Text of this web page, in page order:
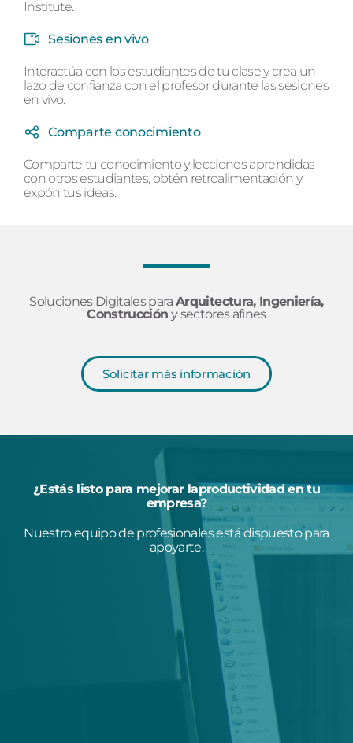
Institute.
Sesiones en vivo
Interactúa con los estudiantes de tu clase y crea un
lazo de confianza con el profesor durante las sesiones
en vivo.
Comparte conocimiento
Comparte tu conocimiento y lecciones aprendidas
con otros estudiantes, obtén retroalimentación y
expón tus ideas.
Soluciones Digitales paraArquitectura, Ingeniería,
Construcción y sectores afines
Solicitar más información
¿Estás listo para mejorar laproductividad en tu
empresa?
Nuestro equipo de profesionales está dispuesto para
apoyarte.